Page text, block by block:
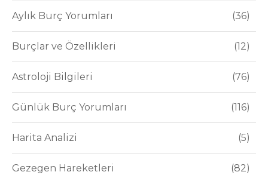
Aylık Burç Yorumları 36
Burçlar ve Özellikleri 12
Astroloji Bilgileri 76
Günlük Burç Yorumları 116
Harita Analizi 5
Gezegen Hareketleri 82